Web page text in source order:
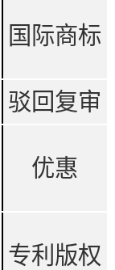
国际商标
驳回复审
优惠
专利版权